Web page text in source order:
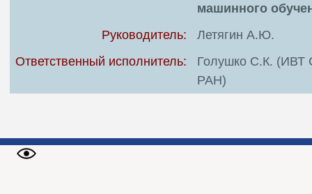
машинного
Руководитель:
Летягин А.Ю.
Ответственный исполнитель:
Голушко С.К. (ИВТ
РАН)